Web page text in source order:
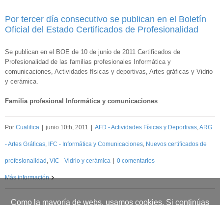
Como la mayoría de webs, usamos cookies. Si continúas
Por tercer día consecutivo se publican en el Boletín
Oficial del Estado Certificados de Profesionalidad
Se publican en el BOE de 10 de junio de 2011 Certificados de
Profesionalidad de las familias profesionales Informática y
comunicaciones, Actividades físicas y deportivas, Artes gráficas y Vidrio
y cerámica.
Familia profesional Informática y comunicaciones
Por Cualifica | junio 10th, 2011 | AFD - Actividades Físicas y Deportivas ARG
- Artes Gráficas IFC - Informática y Comunicaciones Nuevos certificados de
profesionalidad VIC - Vidrio y cerámica | 0 comentarios
Más información